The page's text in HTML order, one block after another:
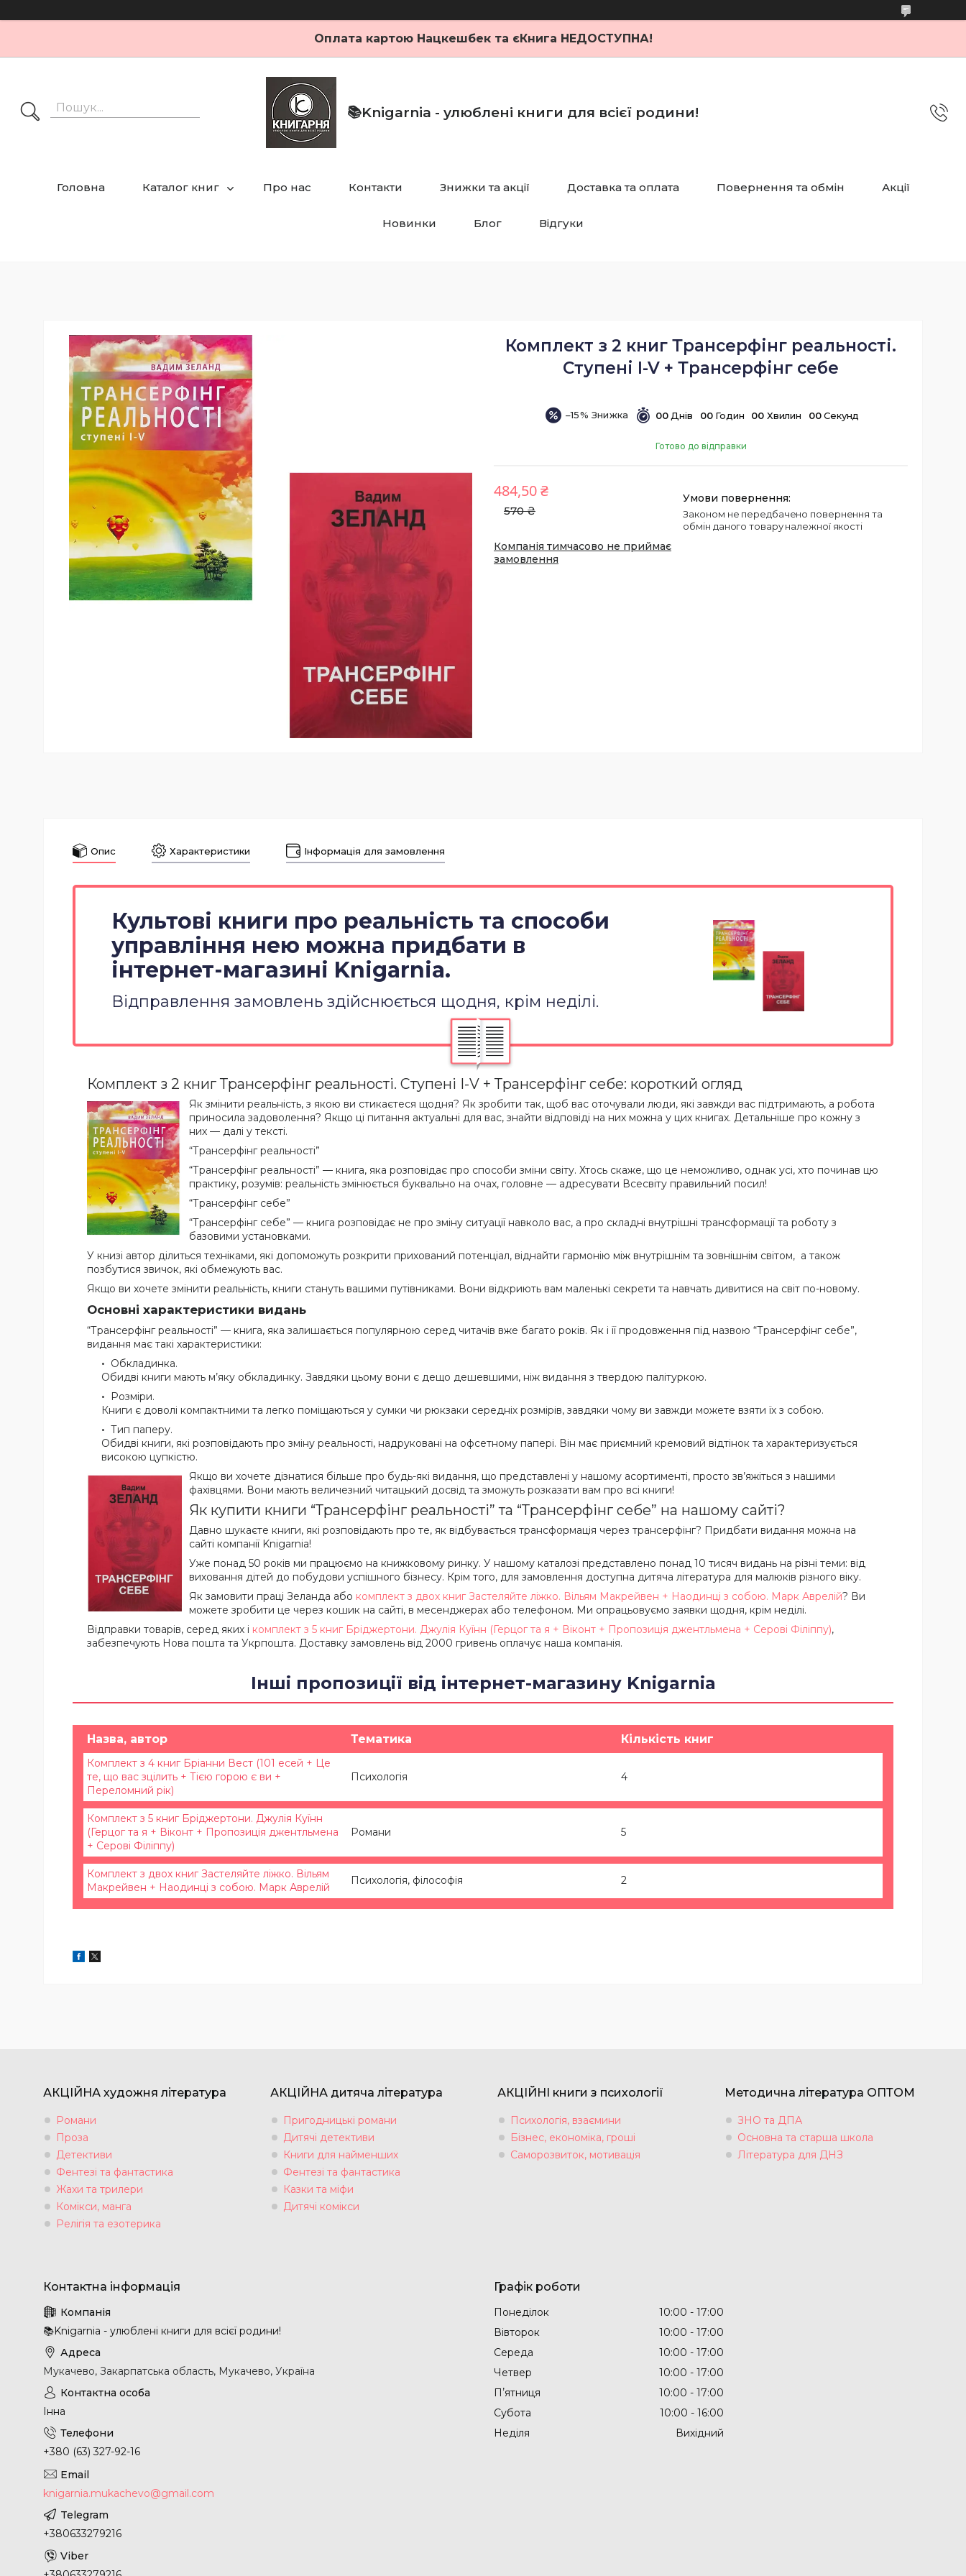
Оплата картою Нацкешбек та єКнига НЕДОСТУПНА!
📚Knigarnia - улюблені книги для всієї родини!
Головна Каталог книг Про нас Контакти Знижки та акції Доставка та оплата Повернення та обмін Акції
Новинки Блог Відгуки
Комплект з 2 книг Трансерфінг реальності.
Ступені I-V + Трансерфінг себе
–15% 00 Днів 00 Годин 00 Хвилин 00 Секунд
Готово до відправки
570 ₴
484,50 ₴
Компанія тимчасово не приймає
замовлення
Законом не передбачено повернення та
обмін даного товару належної якості
Опис Характеристики Інформація для замовлення
Культові книги про реальність та способи
управління нею можна придбати в
інтернет-магазині Knigarnia.
Відправлення замовлень здійснюється щодня, крім неділі.
Комплект з 2 книг Трансерфінг реальності. Ступені I-V + Трансерфінг себе: короткий огляд
Як змінити реальність, з якою ви стикаєтеся щодня? Як зробити так, щоб вас оточували люди, які завжди вас підтримають, а робота
приносила задоволення? Якщо ці питання актуальні для вас, знайти відповіді на них можна у цих книгах. Детальніше про кожну з
них — далі у тексті.
“Трансерфінг реальності”
“Трансерфінг реальності” — книга, яка розповідає про способи зміни світу. Хтось скаже, що це неможливо, однак усі, хто починав цю
практику, розумів: реальність змінюється буквально на очах, головне — адресувати Всесвіту правильний посил!
“Трансерфінг себе”
“Трансерфінг себе” — книга розповідає не про зміну ситуації навколо вас, а про складні внутрішні трансформації та роботу з
базовими установками.
У книзі автор ділиться техніками, які допоможуть розкрити прихований потенціал, віднайти гармонію між внутрішнім та зовнішнім світом, а також
позбутися звичок, які обмежують вас.
Якщо ви хочете змінити реальність, книги стануть вашими путівниками. Вони відкриють вам маленькі секрети та навчать дивитися на світ по-новому.
Основні характеристики видань
“Трансерфінг реальності” — книга, яка залишається популярною серед читачів вже багато років. Як і її продовження під назвою “Трансерфінг себе”,
видання має такі характеристики:
Обкладинка.
Обидві книги мають м’яку обкладинку. Завдяки цьому вони є дещо дешевшими, ніж видання з твердою палітуркою.
Розміри.
Книги є доволі компактними та легко поміщаються у сумки чи рюкзаки середніх розмірів, завдяки чому ви завжди можете взяти їх з собою.
Тип паперу.
Обидві книги, які розповідають про зміну реальності, надруковані на офсетному папері. Він має приємний кремовий відтінок та характеризується
високою цупкістю.
Якщо ви хочете дізнатися більше про будь-які видання, що представлені у нашому асортименті, просто зв’яжіться з нашими
фахівцями. Вони мають величезний читацький досвід та зможуть розказати вам про всі книги!
Як купити книги “Трансерфінг реальності” та “Трансерфінг себе” на нашому сайті?
Давно шукаєте книги, які розповідають про те, як відбувається трансформація через трансерфінг? Придбати видання можна на
сайті компанії Knigarnia!
Уже понад 50 років ми працюємо на книжковому ринку. У нашому каталозі представлено понад 10 тисяч видань на різні теми: від
виховання дітей до побудови успішного бізнесу. Крім того, для замовлення доступна дитяча література для малюків різного віку.
Як замовити праці Зеланда або комплект з двох книг Застеляйте ліжко. Вільям Макрейвен + Наодинці з собою. Марк Аврелій? Ви
можете зробити це через кошик на сайті, в месенджерах або телефоном. Ми опрацьовуємо заявки щодня, крім неділі.
Відправки товарів, серед яких і комплект з 5 книг Бріджертони. Джулія Куїнн (Герцог та я + Віконт + Пропозиція джентльмена + Серові Філіппу),
забезпечують Нова пошта та Укрпошта. Доставку замовлень від 2000 гривень оплачує наша компанія.
Інші пропозиції від інтернет-магазину Knigarnia
Назва, автор Тематика Кількість книг
Комплект з 4 книг Бріанни Вест (101 есей + Це
те, що вас зцілить + Тією горою є ви +
Переломний рік)
Психологія 4
Комплект з 5 книг Бріджертони. Джулія Куїнн
(Герцог та я + Віконт + Пропозиція джентльмена
+ Серові Філіппу)
Романи 5
Комплект з двох книг Застеляйте ліжко. Вільям
Макрейвен + Наодинці з собою. Марк Аврелій
Психологія, філософія 2
АКЦІЙНА художня література
Романи
Проза
Детективи
Фентезі та фантастика
Жахи та трилери
Комікси, манга
Релігія та езотерика
АКЦІЙНА дитяча література
Пригодницькі романи
Дитячі детективи
Книги для найменших
Фентезі та фантастика
Казки та міфи
Дитячі комікси
АКЦІЙНІ книги з психології
Психологія, взаємини
Бізнес, економіка, гроші
Саморозвиток, мотивація
Методична література ОПТОМ
ЗНО та ДПА
Основна та старша школа
Література для ДНЗ
📚Knigarnia - улюблені книги для всієї родини!
Мукачево, Закарпатська область, Мукачево, Україна
Інна
+380 (63) 327-92-16
knigarnia.mukachevo@gmail.com
+380633279216
Графік роботи
Понеділок 10:00
17:00
Вівторок
10:00
17:00
Середа
10:00
17:00
Четвер
10:00
17:00
Пʼятниця
10:00
17:00
Субота
10:00
16:00
Неділя
Вихідний